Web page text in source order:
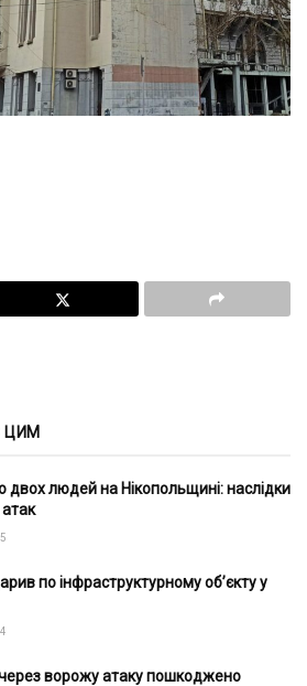
ЦИМ
двох людей на Нікопольщині: наслідки
по інфраструктурному об’єкту у
ворожу атаку пошкоджено